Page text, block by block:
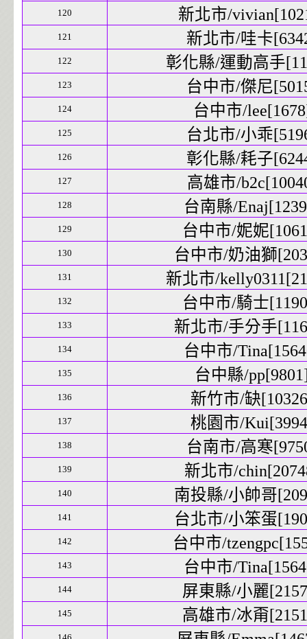
120 新北市/
121 新北市/哇卡
122 彰化縣/運動高手
123 台中市/傑尼
124 台中市/
125 台北市/小乖
126 彰化縣/耗子
127 高雄市/
128 台南縣/
129 台中市/妮妮
130 台中市/奶油獅
131 新北市/
132 台中市/騎士
133 新北市/手分手
134 台中市/
135 台中縣/
136 新竹市/缺
137 桃園市/
138 台南市/高寒
139 新北市/
140 南投縣/小帥哥
141 台北市/小笨蛋
142 台中市/
143 台中市/
144 屏東縣/小麗
145 高雄市/冰甭